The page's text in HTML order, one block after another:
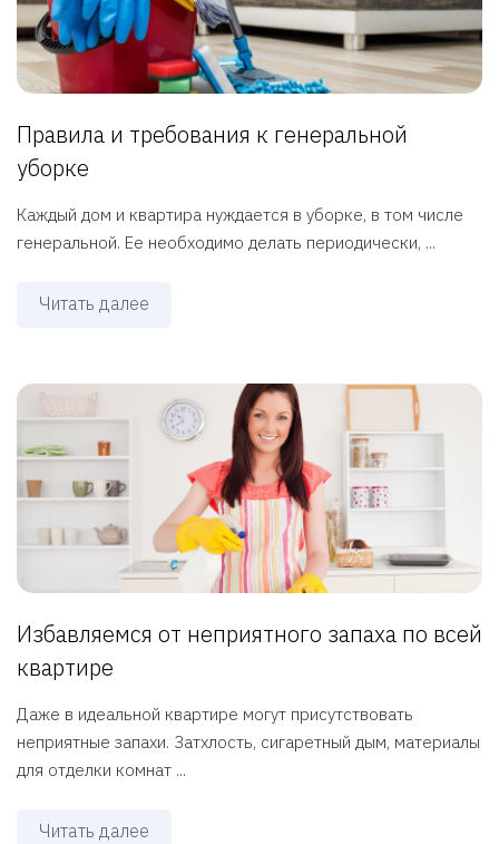
Правила и требования к генеральной
уборке
Каждый дом и квартира нуждается в уборке, в том числе
генеральной. Ее необходимо делать периодически, ...
Читать далее
Избавляемся от неприятного запаха по всей
квартире
Даже в идеальной квартире могут присутствовать
неприятные запахи. Затхлость, сигаретный дым, материалы
для отделки комнат ...
Читать далее